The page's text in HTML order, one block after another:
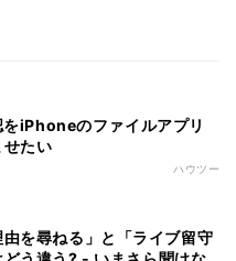
をiPhoneのファイルアプリ
せたい
ハウツー
由を尋ねる」と「ライブ留守